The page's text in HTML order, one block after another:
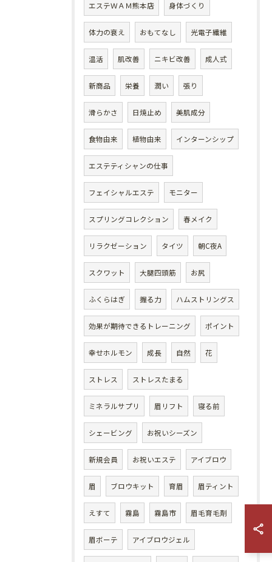
エステＷＡＭ熊本店 身体づくり
体力の衰え おもてなし 光電子繊維
温活 肌改善 ニキビ改善 成人式
新商品 栄養 潤い 張り
滑らかさ 日焼止め 美肌成分
食物由来 植物由来 インターンシップ
エステティシャンの仕事
フェイシャルエステ モニター
スプリングコレクション 春メイク
リラクゼーション タイツ 朝C夜A
スクワット 大腿四頭筋 お尻
ふくらはぎ 握る力 ハムストリングス
効果が期待できるトレーニング ポイント
幸せホルモン 成長 自然 花
ストレス ストレスたまる
ミネラルサプリ 眉リフト 寝る前
シェービング お祝いシーズン
新規会員 お祝いエステ アイブロウ
眉 ブロウキット 育眉 眉ティント
えすて 霧島 霧島市 眉毛育毛剤
眉ボーテ アイブロウジェル